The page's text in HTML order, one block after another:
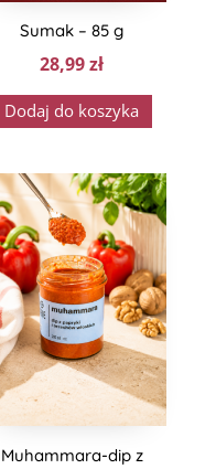
Sumak – 85 g
28,99zł
Dodaj do koszyka
Muhammara-dip z